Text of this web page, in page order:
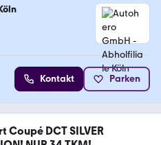
Kontakt Parken
Coupé DCT SILVER